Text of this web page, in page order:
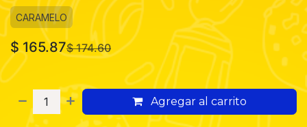
CARAMELO
$165.87$174.60
Agregar al carrito